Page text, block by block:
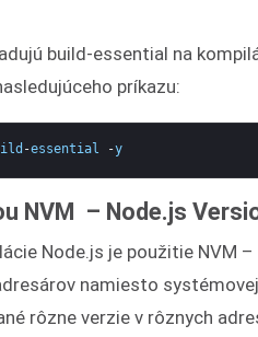
build-essential na
príkazu:
-essential -y
NVM – Node.js
Node.js je použitie NVM –
namiesto
rôzne verzie v rôznych